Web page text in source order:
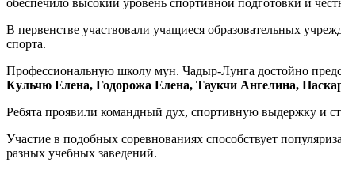
обеспечило высокий уровень спортивной подготовки и
В первенстве участвовали учащиеся образовательных
спорта.
Профессиональную школу мун. Чадыр-Лунга достойно
Кульчю Елена, Годорожа Елена, Таукчи Ангелина,
Ребята проявили командный дух, спортивную выдержку и
Участие в подобных соревнованиях способствует
разных учебных заведений.